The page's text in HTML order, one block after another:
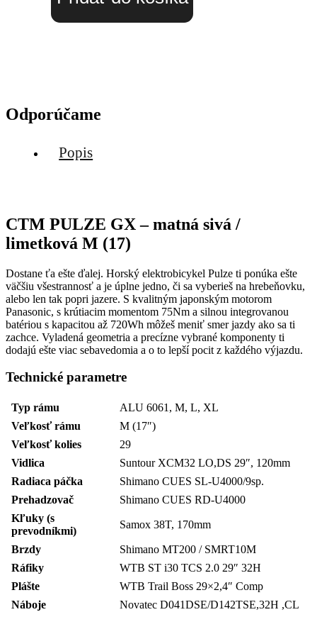
Odporúčame
Popis
CTM PULZE GX – matná sivá /
limetková M (17)
Dostane ťa ešte ďalej. Horský elektrobicykel Pulze ti ponúka ešte
väčšiu všestrannosť a je úplne jedno, či sa vyberieš na hrebeňovku,
alebo len tak popri jazere. S kvalitným japonským motorom
Panasonic, s krútiacim momentom 75Nm a silnou integrovanou
batériou s kapacitou až 720Wh môžeš meniť smer jazdy ako sa ti
zachce. Vyladená geometria a precízne vybrané komponenty ti
dodajú ešte viac sebavedomia a o to lepší pocit z každého výjazdu.
Technické parametre
Typ rámu
ALU 6061, M, L, XL
Veľkosť rámu
M (17″)
Veľkosť kolies
29
Vidlica
Suntour XCM32 LO,DS 29″, 120mm
Radiaca páčka
Shimano CUES SL-U4000/9sp.
Prehadzovač
Shimano CUES RD-U4000
Kľuky (s
prevodníkmi)
Samox 38T, 170mm
Brzdy
Shimano MT200 / SMRT10M
Ráfiky
WTB ST i30 TCS 2.0 29″ 32H
Plášte
WTB Trail Boss 29×2,4″ Comp
Náboje
Novatec D041DSE/D142TSE,32H ,CL